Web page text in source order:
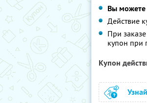
Вы можете
Действие
При
купон при
Купон